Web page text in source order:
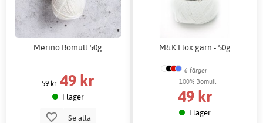
Merino Bomull 50g
59 kr 49 kr
I lager
Se alla
M&K Flox garn - 50g
6 färger
100% Bomull
49 kr
I lager